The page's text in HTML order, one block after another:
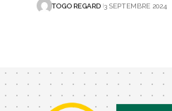
TOGO REGARD 3 SEPTEMBRE 2024